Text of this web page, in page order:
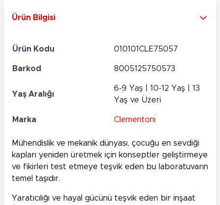
Ürün Bilgisi
Ürün Kodu 010101CLE75057
Barkod 8005125750573
Yaş Aralığı
6-9 Yaş | 10-12 Yaş | 13
Yaş ve Üzeri
Marka Clementoni
Mühendislik ve mekanik dünyası, çocuğu en sevdiği
kapları yeniden üretmek için konseptler geliştirmeye
ve fikirleri test etmeye teşvik eden bu laboratuvarın
temel taşıdır.
Yaratıcılığı ve hayal gücünü teşvik eden bir inşaat